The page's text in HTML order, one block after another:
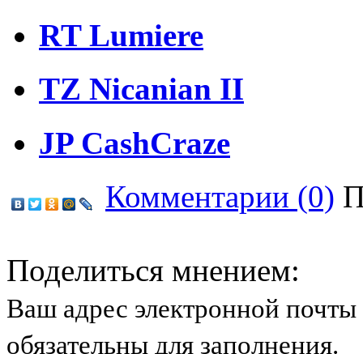
RT Lumiere
TZ Nicanian II
JP CashCraze
Комментарии (0)
Поделиться мнением:
Ваш адрес электронной
обязательны для заполнения.